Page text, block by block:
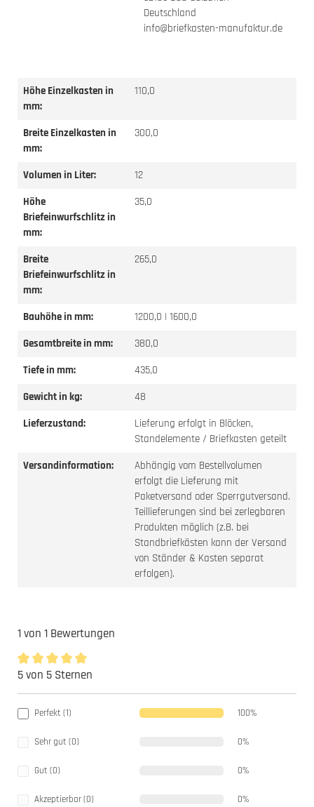
Deutschland
info@briefkasten-manufaktur.de
Höhe Einzelkasten in
mm:
110,0
Breite Einzelkasten in
mm:
300,0
Volumen in Liter:
12
Höhe
Briefeinwurfschlitz in
mm:
35,0
Breite
Briefeinwurfschlitz in
mm:
265,0
Bauhöhe in mm:
1200,0 | 1600,0
Gesamtbreite in mm:
380,0
Tiefe in mm:
435,0
Gewicht in kg:
48
Lieferzustand:
Lieferung erfolgt in Blöcken,
Standelemente / Briefkasten geteilt
Versandinformation:
Abhängig vom Bestellvolumen
erfolgt die Lieferung mit
Paketversand oder Sperrgutversand.
Teillieferungen sind bei zerlegbaren
Produkten möglich (z.B. bei
Standbriefkästen kann der Versand
von Ständer & Kasten separat
erfolgen).
1 von 1 Bewertungen
Durchschnittliche Bewertung von 5 von 5 Sternen
5 von 5 Sternen
Perfekt (1) 100%
Sehr gut (0) 0%
Gut (0) 0%
Akzeptierbar (0) 0%